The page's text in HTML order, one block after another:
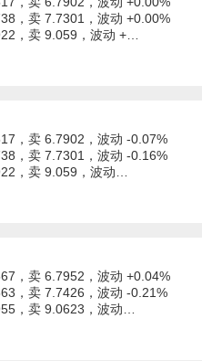
，卖 7.7301，波动 +0.00%
，卖 9.059，波动 +…
，卖 6.7902，波动 -0.07%
，卖 7.7301，波动 -0.16%
，卖 9.059，波动…
，卖 6.7952，波动 +0.04%
，卖 7.7426，波动 -0.21%
，卖 9.0623，波动…